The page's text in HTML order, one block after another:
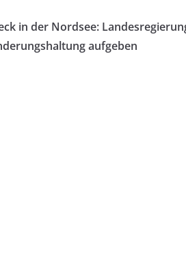
in der Nordsee:
aufgeben